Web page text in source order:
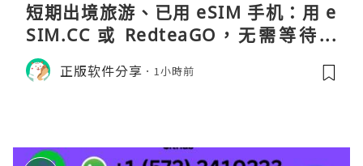
短期出境旅游、已用 eSIM 手机：用 e
SIM.CC 或 RedteaGO，无需等待收
货。需要“当地号码 + 通话短信”（如
打车、外卖、客户联络）：优先 Redt
正版软件分享 1小時前